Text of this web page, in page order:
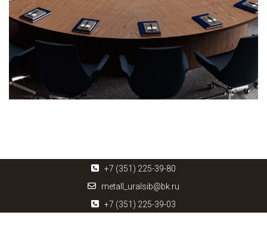
+7 (351) 225-39-80
metall_uralsib@bk.ru
+7 (351) 225-39-03